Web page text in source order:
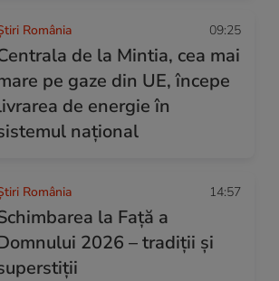
România 09:25
de la Mintia, cea mai
pe gaze din UE, începe
de energie în
național
România 14:57
la Față a
2026 – tradiții și